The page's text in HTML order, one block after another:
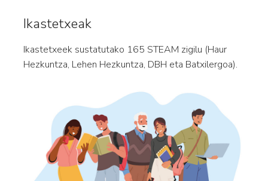
Ikastetxeak
Ikastetxeek sustatutako 165 STEAM zigilu (Haur
Hezkuntza, Lehen Hezkuntza, DBH eta Batxilergoa).